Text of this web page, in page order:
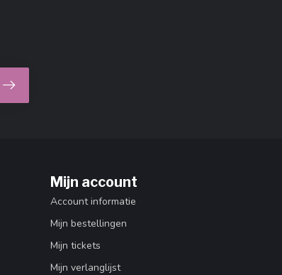
Mijn account
Account informatie
Mijn bestellingen
Mijn tickets
Mijn verlanglijst